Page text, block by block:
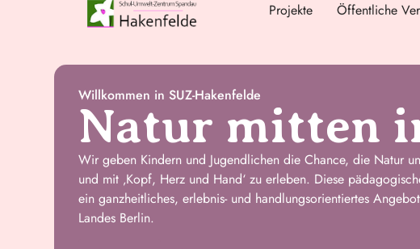
Projekte Öffentliche
Willkommen in SUZ-Hakenfelde
Natur mitten
Wir geben Kindern und Jugendlichen die Chance, die Natur
und mit ‚Kopf, Herz und Hand‘ zu erleben. Diese
ein ganzheitliches, erlebnis- und handlungsorientiertes
Landes Berlin.